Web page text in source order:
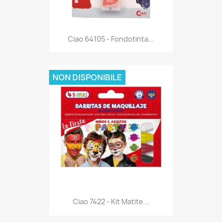
Anteprima
Ciao 64105 - Fondotinta...
Anteprima
Ciao 7422 - Kit Matite...
NON DISPONIBILE